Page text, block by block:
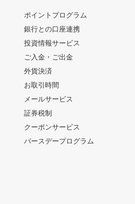
ポイントプログラム
銀行との口座連携
投資情報サービス
ご入金・ご出金
外貨決済
お取引時間
メールサービス
証券税制
クーポンサービス
バースデープログラム